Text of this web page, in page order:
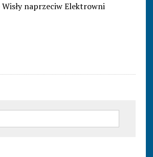
naprzeciw Elektrowni